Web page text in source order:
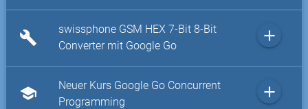
build
swissphone GSM HEX 7-Bit 8-Bit
Converter mit Google Go
add
school
Neuer Kurs Google Go Concurrent
Programming
add